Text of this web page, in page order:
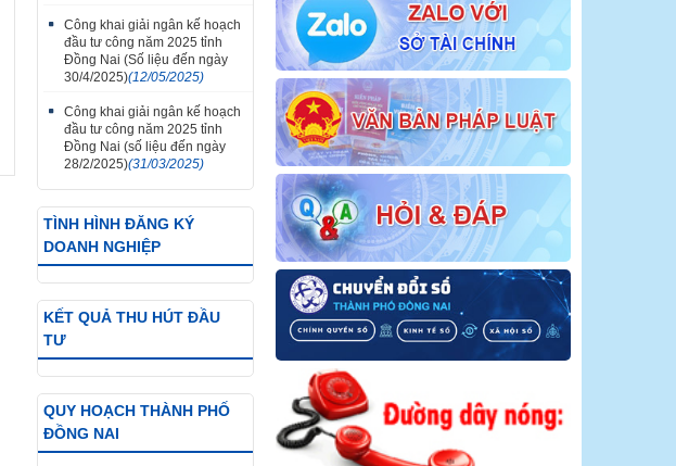
Công khai giải ngân kế hoạch
đầu tư công năm 2025 tỉnh
Đồng Nai (Số liệu đến ngày
30/4/2025)(12/05/2025)
Công khai giải ngân kế hoạch
đầu tư công năm 2025 tỉnh
Đồng Nai (số liệu đến ngày
28/2/2025)(31/03/2025)
TÌNH HÌNH ĐĂNG KÝ
DOANH NGHIỆP
KẾT QUẢ THU HÚT ĐẦU
TƯ
QUY HOẠCH THÀNH PHỐ
ĐỒNG NAI